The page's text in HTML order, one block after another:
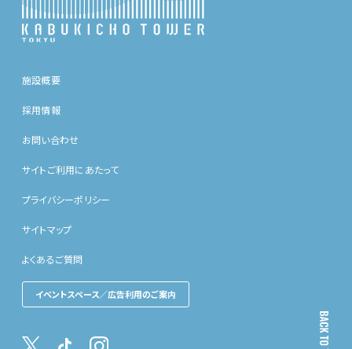
施設概要
採用情報
お問い合わせ
サイトご利用にあたって
プライバシーポリシー
サイトマップ
よくあるご質問
イベントスペース／広告利用のご案内